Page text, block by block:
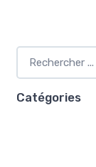
Catégories